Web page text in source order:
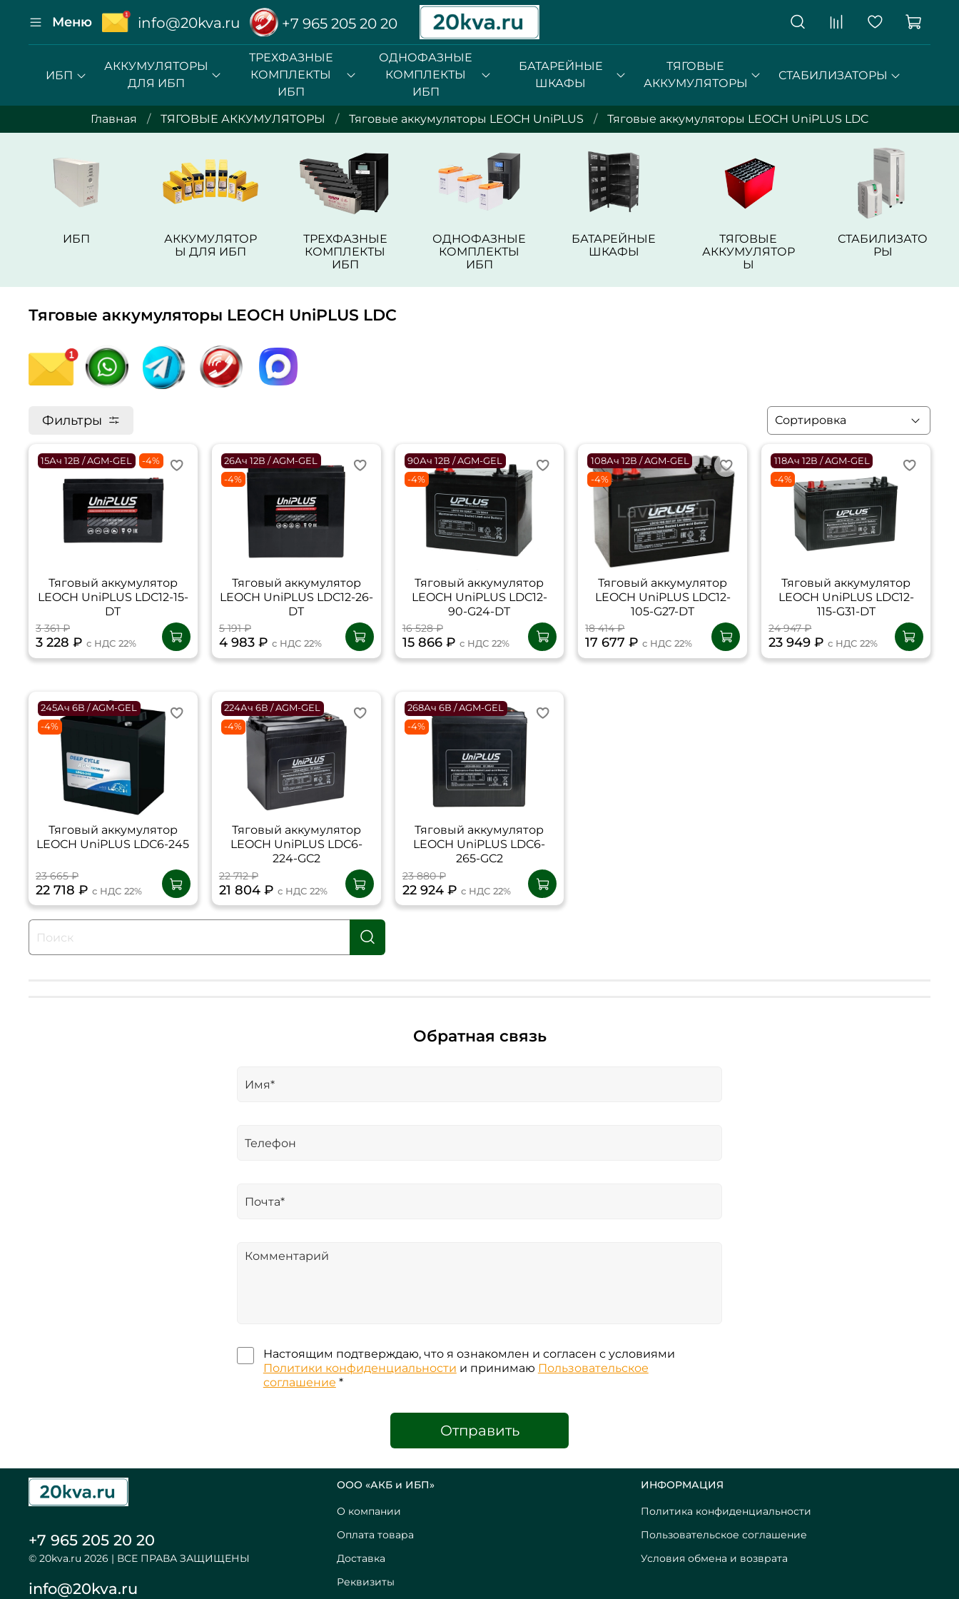
Меню info@20kva.ru +7 965 205 20 20
ИБП
АККУМУЛЯТОРЫ
ДЛЯ ИБП
ТРЕХФАЗНЫЕ
КОМПЛЕКТЫ
ИБП
ОДНОФАЗНЫЕ
КОМПЛЕКТЫ
ИБП
БАТАРЕЙНЫЕ
ШКАФЫ
ТЯГОВЫЕ
АККУМУЛЯТОРЫ
СТАБИЛИЗАТОРЫ
Главная ТЯГОВЫЕ АККУМУЛЯТОРЫ Тяговые аккумуляторы LEOCH UniPLUS Тяговые аккумуляторы LEOCH UniPLUS LDC
ИБП
АККУМУЛЯТОР
Ы ДЛЯ ИБП
ТРЕХФАЗНЫЕ
КОМПЛЕКТЫ
ИБП
ОДНОФАЗНЫЕ
КОМПЛЕКТЫ
ИБП
БАТАРЕЙНЫЕ
ШКАФЫ
ТЯГОВЫЕ
АККУМУЛЯТОР
Ы
СТАБИЛИЗАТО
РЫ
Тяговые аккумуляторы LEOCH UniPLUS LDC
Фильтры
15Ач 12В / AGM-GEL -4%
Тяговый аккумулятор
LEOCH UniPLUS LDC12-15-
DT
3 361 ₽
3 228 ₽ с НДС 22%
26Ач 12В / AGM-GEL
-4%
Тяговый аккумулятор
LEOCH UniPLUS LDC12-26-
DT
5 191 ₽
4 983 ₽ с НДС 22%
90Ач 12В / AGM-GEL
-4%
Тяговый аккумулятор
LEOCH UniPLUS LDC12-
90-G24-DT
16 528 ₽
15 866 ₽ с НДС 22%
108Ач 12В / AGM-GEL
-4%
Тяговый аккумулятор
LEOCH UniPLUS LDC12-
105-G27-DT
18 414 ₽
17 677 ₽с НДС 22%
118Ач 12В / AGM-GEL
-4%
Тяговый аккумулятор
LEOCH UniPLUS LDC12-
115-G31-DT
24 947 ₽
23 949 ₽с НДС 22%
245Ач 6В / AGM-GEL
-4%
Тяговый аккумулятор
LEOCH UniPLUS LDC6-245
23 665 ₽
22 718 ₽ с НДС 22%
224Ач 6В / AGM-GEL
-4%
Тяговый аккумулятор
LEOCH UniPLUS LDC6-
224-GC2
22 712 ₽
21 804 ₽ с НДС 22%
268Ач 6В / AGM-GEL
-4%
Тяговый аккумулятор
LEOCH UniPLUS LDC6-
265-GC2
23 880 ₽
22 924 ₽ с НДС 22%
Обратная связь
Настоящим подтверждаю, что я ознакомлен и согласен с условиями
Политики конфиденциальности и принимаю Пользовательское
соглашение *
Отправить
ООО «АКБ и ИБП»
О компании
Оплата товара
Доставка
Реквизиты
ИНФОРМАЦИЯ
Политика конфиденциальности
Пользовательское соглашение
Условия обмена и возврата
+7 965 205 20 20
© 20kva.ru 2026 | ВСЕ ПРАВА ЗАЩИЩЕНЫ
info@20kva.ru